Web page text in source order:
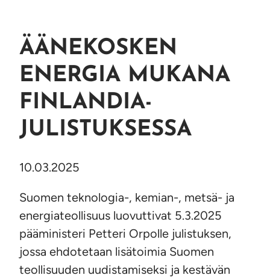
ÄÄNEKOSKEN
ENERGIA MUKANA
FINLANDIA-
JULISTUKSESSA
10.03.2025
Suomen teknologia-, kemian-, metsä- ja
energiateollisuus luovuttivat 5.3.2025
pääministeri Petteri Orpolle julistuksen,
jossa ehdotetaan lisätoimia Suomen
teollisuuden uudistamiseksi ja kestävän